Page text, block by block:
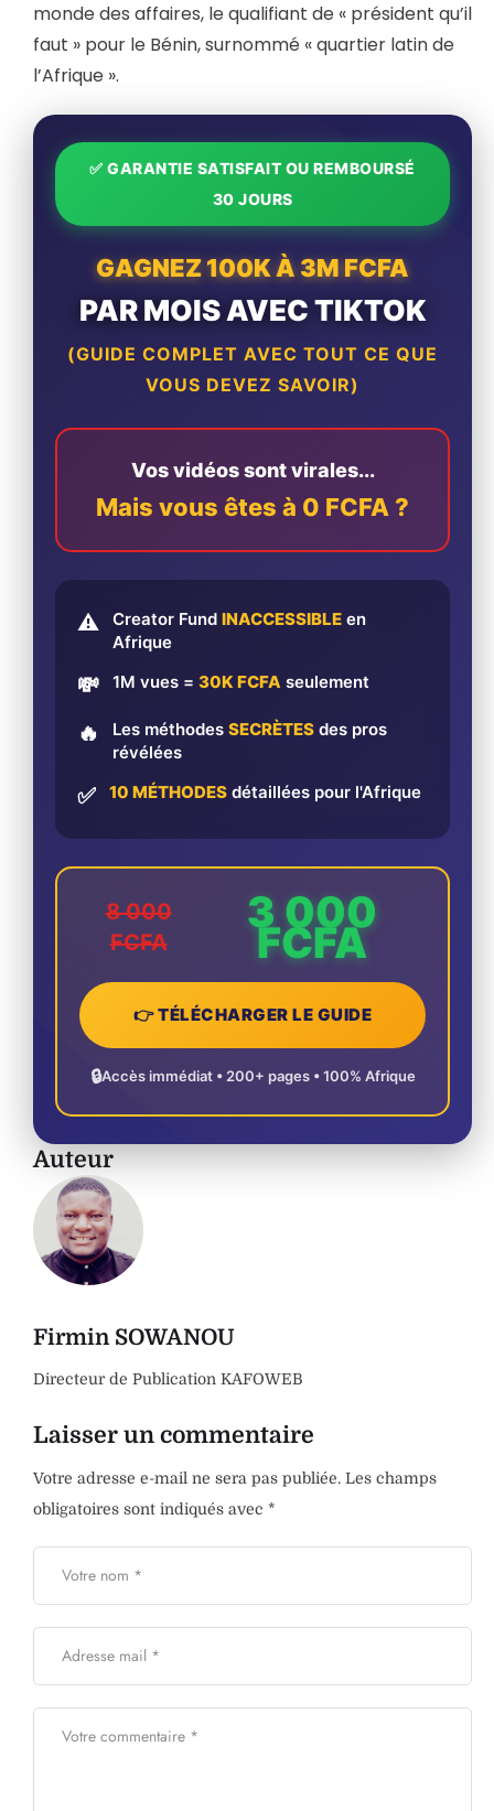
monde des affaires, le qualifiant de « président qu’il
faut » pour le Bénin, surnommé « quartier latin de
l’Afrique ».
✅ GARANTIE SATISFAIT OU REMBOURSÉ
30 JOURS
GAGNEZ 100K À 3M FCFA
PAR MOIS AVEC TIKTOK
(GUIDE COMPLET AVEC TOUT CE QUE
VOUS DEVEZ SAVOIR)
Vos vidéos sont virales...
Mais vous êtes à 0 FCFA ?
⚠️ Creator Fund INACCESSIBLE en
Afrique
💸 1M vues = 30K FCFA seulement
🔥 Les méthodes SECRÈTES des pros
révélées
✅ 10 MÉTHODES détaillées pour l'Afrique
8 000
FCFA
3 000
FCFA
👉 TÉLÉCHARGER LE GUIDE
🔒Accès immédiat • 200+ pages • 100% Afrique
Auteur
Firmin SOWANOU
Directeur de Publication KAFOWEB
Laisser un commentaire
Votre adresse e-mail ne sera pas publiée. Les champs
obligatoires sont indiqués avec *